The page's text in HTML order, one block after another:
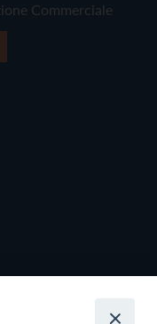
Commerciale